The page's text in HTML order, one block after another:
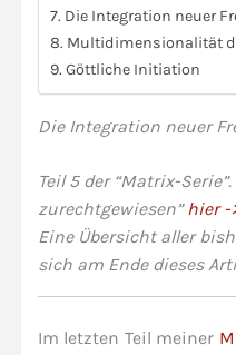
Die Integration neuer
Multidimensionalität
Göttliche Initiation
Die Integration neuer
Teil 5 der “Matrix-Serie”.
zurechtgewiesen”hier -
Eine Übersicht aller
sich am Ende dieses
Im letzten Teil meiner